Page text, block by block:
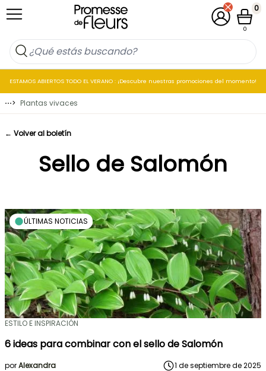
Ir al contenido Mi cuenta
Cesta
0
0
ESTAMOS ABIERTOS TODO EL VERANO : ¡Descubre nuestras promociones del momento!
⋯> Plantas vivaces
Sello de Salomón
← Volver al boletín
ÚLTIMAS NOTICIAS
ESTILO E INSPIRACIÓN
6 ideas para combinar con el sello de Salomón
porAlexandra 1 de septiembre de 2025